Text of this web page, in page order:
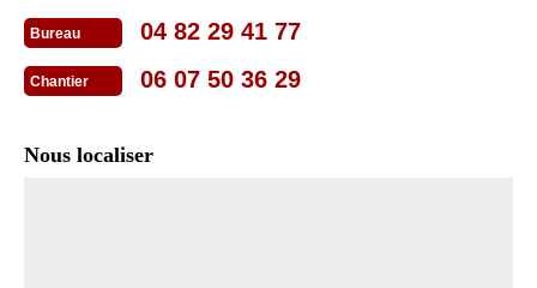
Bureau 04 82 29 41 77
Chantier 06 07 50 36 29
Nous localiser